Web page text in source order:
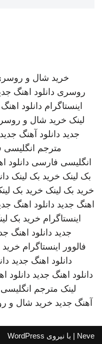
خرید شال و
روسری دانلود اهنگ
اینستاگرام دانلود
لینک خرید شال و
جدید دانلود آهنگ جدید
مترجم
انگلیسی فارسی دانلود
بک لینک خرید بک لینک
خرید بک لینک خرید بک
اهنگ جدید دانلود اهنگ
اینستاگرام خرید بک
جدید دانلود اهنگ
فالوور اینستاگرام خرید
دانلود اهنگ جدید
دانلود اهنگ جدید دانلود
لینک مترجم
آهنگ جدید خرید شال و
Neve | با نیروی WordPress